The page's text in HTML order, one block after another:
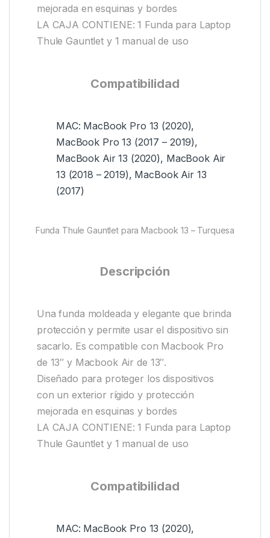
mejorada en esquinas y bordes
LA CAJA CONTIENE: 1 Funda para Laptop
Thule Gauntlet y 1 manual de uso
Compatibilidad
MAC: MacBook Pro 13 (2020),
MacBook Pro 13 (2017 – 2019),
MacBook Air 13 (2020), MacBook Air
13 (2018 – 2019), MacBook Air 13
(2017)
Funda Thule Gauntlet para Macbook 13 – Turquesa
Descripción
Una funda moldeada y elegante que brinda
protección y permite usar el dispositivo sin
sacarlo. Es compatible con Macbook Pro
de 13″ y Macbook Air de 13″.
Diseñado para proteger los dispositivos
con un exterior rígido y protección
mejorada en esquinas y bordes
LA CAJA CONTIENE: 1 Funda para Laptop
Thule Gauntlet y 1 manual de uso
Compatibilidad
MAC: MacBook Pro 13 (2020),